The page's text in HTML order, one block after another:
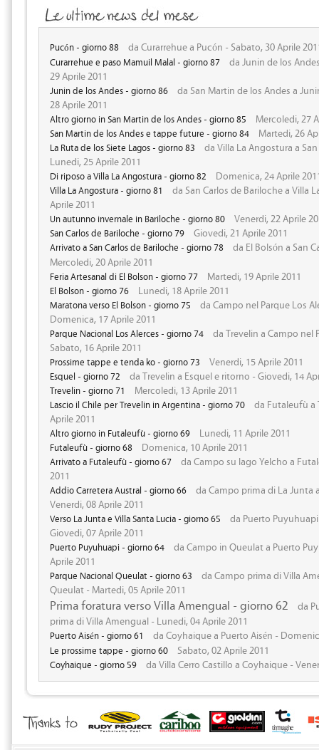
Pucón - giorno 88 da Curarrehue a Pucón - Sabato, 30 Aprile
Curarrehue e paso Mamuil Malal - giorno 87
da Junin de los
29 Aprile 2011
Junin de los Andes - giorno 86
da San Martin de los Andes a
28 Aprile 2011
Altro giorno in San Martin de los Andes - giorno 85 Mercoledi, 27
San Martin de los Andes e tappe future - giorno 84 Martedi, 26
La Ruta de los Siete Lagos - giorno 83
da Villa La Angostura a
Lunedi, 25 Aprile 2011
Di riposo a Villa La Angostura - giorno 82 Domenica, 24 Aprile
Villa La Angostura - giorno 81
da San Carlos de Bariloche a Villa
Aprile 2011
Un autunno invernale in Bariloche - giorno 80 Venerdi, 22 Aprile
San Carlos de Bariloche - giorno 79 Giovedi, 21 Aprile 2011
Arrivato a San Carlos de Bariloche - giorno 78
da El Bolsón a San
Mercoledi, 20 Aprile 2011
Feria Artesanal di El Bolson - giorno 77 Martedi, 19 Aprile 2011
El Bolson - giorno 76 Lunedi, 18 Aprile 2011
Maratona verso El Bolson - giorno 75
da Campo nel Parque Los
Domenica, 17 Aprile 2011
Parque Nacional Los Alerces - giorno 74
da Trevelin a Campo nel
Sabato, 16 Aprile 2011
Prossime tappe e tenda ko - giorno 73 Venerdi, 15 Aprile 2011
Esquel - giorno 72 da Trevelin a Esquel e ritorno - Giovedi, 14
Trevelin - giorno 71 Mercoledi, 13 Aprile 2011
Lascio il Chile per Trevelin in Argentina - giorno 70
da Futaleufù a
Aprile 2011
Altro giorno in Futaleufù - giorno 69 Lunedi, 11 Aprile 2011
Futaleufù - giorno 68 Domenica, 10 Aprile 2011
Arrivato a Futaleufù - giorno 67
da Campo su lago Yelcho a
2011
Addio Carretera Austral - giorno 66
da Campo prima di La Junta
Venerdi, 08 Aprile 2011
Verso La Junta e Villa Santa Lucia - giorno 65
da Puerto
Giovedi, 07 Aprile 2011
Puerto Puyuhuapi - giorno 64
da Campo in Queulat a Puerto
Aprile 2011
Parque Nacional Queulat - giorno 63
da Campo prima di Villa
Queulat - Martedi, 05 Aprile 2011
Prima foratura verso Villa Amengual - giorno 62
da
prima di Villa Amengual - Lunedi, 04 Aprile 2011
Puerto Aisén - giorno 61 da Coyhaique a Puerto Aisén -
Le prossime tappe - giorno 60 Sabato, 02 Aprile 2011
Coyhaique - giorno 59 da Villa Cerro Castillo a Coyhaique -